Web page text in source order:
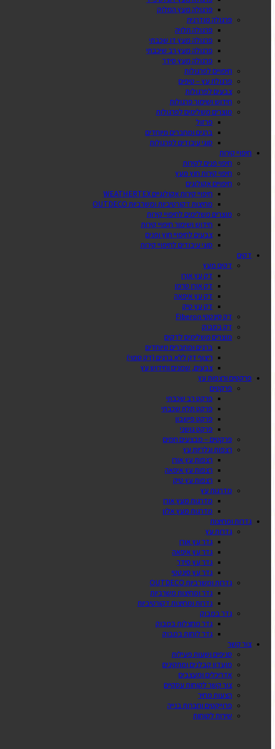
פרגולה מעץ המלוק
פרגולה מודרנית
פרגולה תלויה
פרגולה מעץ דו שכבתי
פרגולה מעץ רב שיכבתי
פרגולה מעץ סידר
חיפויים לפרגולות
פרגולת עץ – טיפים
צבעים לפרגולות
חידוש ושימור פרגולות
מוצרים משלימים לפרגולות
פרזול
ברגים ומחברים מיוחדים
סוגי עיבודים לפרגולות
חיפויי קירות
חיפוי פנים לקירות
חיפוי קירות חוץ מעץ
חיפויים אקולוגים
חיפויי קירות אקולוגיים WEATHERTEX
מחיצות דקורטיביות ומשרביות OUTDECO
מוצרים משלימים לחיפויי קירות
חידוש ושימור חיפויי קירות
צבעים לחיפויי חוץ ופנים
סוגי עיבודים לחיפויי קירות
דקים
דקים מעץ
דק עץ אורן
דק אורן טרמו
דק עץ איפאה
דק עץ טיק
דק סינטטי Fiberon
דק במבוק
מוצרים משלימים לדקים
ברגים ומחברים מיוחדים
ריצוף דק ללא ברגים (דק סמוי)
צבעים, שמנים וחידוש עץ
פרקטים ורצפות עץ
פרקטים
פרקט רב שכבתי
פרקט תלת שכבתי
פרקט פישבון
פרקט גושני
פרקטים – מבצעים חמים
רצפות וגלריות עץ
רצפות עץ אורן
רצפות עץ איפאה
רצפות עץ טיק
מדרגות עץ
מדרגות מעץ אורן
מדרגות מעץ אלון
גדרות ומחיצות
גדרות עץ
גדר עץ אורן
גדר עץ איפאה
גדר עץ סידר
גדר עץ סינטטי
גדרות ומשרביות OUTDECO
גדר ומחיצות משרביות
גדרות ומחיצות דקורטיביות
גדר במבוק
גדר מחצלות במבוק
גדר לוחות במבוק
צור קשר
סניפים ושעות פעילות
מועדון קבלנים ומתקינים
אדריכלים ומעצבים
צור קשר לקוחות עסקיים
הצעות מחיר
פרוייקטים וחברות בנייה
שירות לקוחות